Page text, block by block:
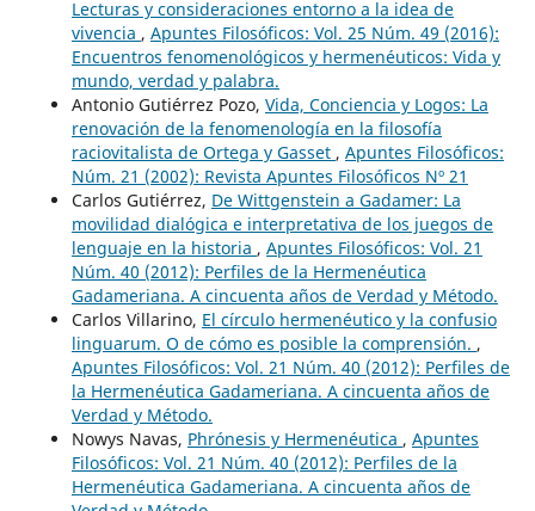
Lecturas y consideraciones entorno a la idea de
vivencia , Apuntes Filosóficos: Vol. 25 Núm. 49 (2016):
Encuentros fenomenológicos y hermenéuticos: Vida y
mundo, verdad y palabra.
Antonio Gutiérrez Pozo, Vida, Conciencia y Logos: La
renovación de la fenomenología en la filosofía
raciovitalista de Ortega y Gasset , Apuntes Filosóficos:
Núm. 21 (2002): Revista Apuntes Filosóficos Nº 21
Carlos Gutiérrez, De Wittgenstein a Gadamer: La
movilidad dialógica e interpretativa de los juegos de
lenguaje en la historia , Apuntes Filosóficos: Vol. 21
Núm. 40 (2012): Perfiles de la Hermenéutica
Gadameriana. A cincuenta años de Verdad y Método.
Carlos Villarino, El círculo hermenéutico y la confusio
linguarum. O de cómo es posible la comprensión. ,
Apuntes Filosóficos: Vol. 21 Núm. 40 (2012): Perfiles de
la Hermenéutica Gadameriana. A cincuenta años de
Verdad y Método.
Nowys Navas, Phrónesis y Hermenéutica , Apuntes
Filosóficos: Vol. 21 Núm. 40 (2012): Perfiles de la
Hermenéutica Gadameriana. A cincuenta años de